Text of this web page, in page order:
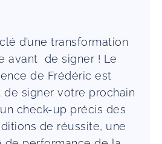
d’une transformation
avant de signer ! Le
de Frédéric est
de signer votre prochain
check-up précis des
de réussite, une